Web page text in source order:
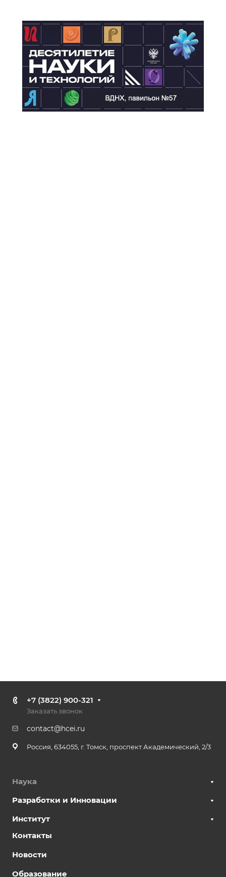
+7 (3822) 900-321
Заказать звонок
contact@hcei.ru
Россия, 634055, г. Томск, проспект Академический, 2/3
Наука
Разработки и Инновации
Институт
Контакты
Новости
Образование